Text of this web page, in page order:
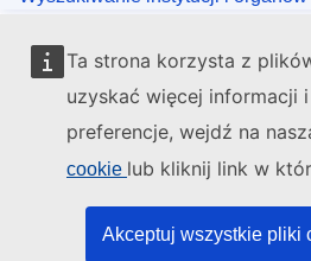
Ta strona korzysta z
uzyskać więcej informacji
preferencje, wejdź na
cookie lub kliknij link w
Akceptuj wszystkie pliki